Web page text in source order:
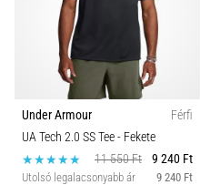
Under Armour
Férfi
UA Tech 2.0 SS Tee- Fekete
11 550 Ft
9 240 Ft
Utolsó legalacsonyabb ár 9 240 Ft